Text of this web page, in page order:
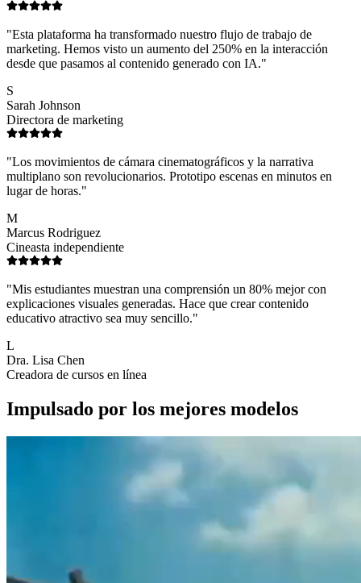
"Esta plataforma ha transformado nuestro flujo de trabajo de
marketing. Hemos visto un aumento del 250% en la interacción
desde que pasamos al contenido generado con IA."
S
Sarah Johnson
Directora de marketing
"Los movimientos de cámara cinematográficos y la narrativa
multiplano son revolucionarios. Prototipo escenas en minutos en
lugar de horas."
M
Marcus Rodriguez
Cineasta independiente
"Mis estudiantes muestran una comprensión un 80% mejor con
explicaciones visuales generadas. Hace que crear contenido
educativo atractivo sea muy sencillo."
L
Dra. Lisa Chen
Creadora de cursos en línea
Impulsado por los mejores modelos